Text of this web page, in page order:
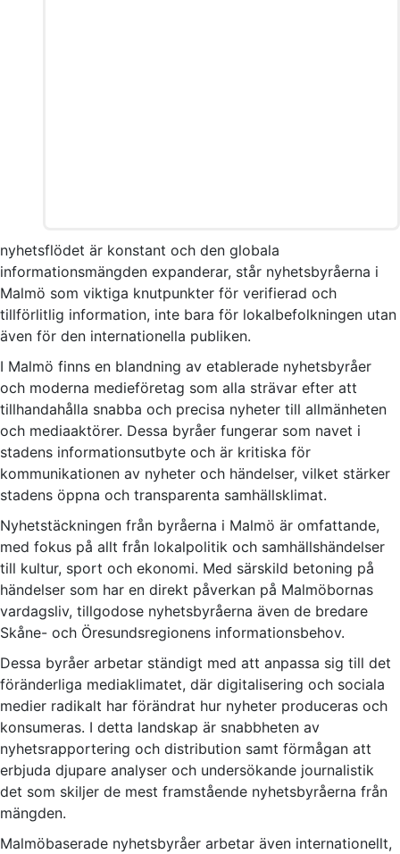
nyhetsflödet är konstant och den globala
informationsmängden expanderar, står nyhetsbyråerna i
Malmö som viktiga knutpunkter för verifierad och
tillförlitlig information, inte bara för lokalbefolkningen utan
även för den internationella publiken.
I Malmö finns en blandning av etablerade nyhetsbyråer
och moderna medieföretag som alla strävar efter att
tillhandahålla snabba och precisa nyheter till allmänheten
och mediaaktörer. Dessa byråer fungerar som navet i
stadens informationsutbyte och är kritiska för
kommunikationen av nyheter och händelser, vilket stärker
stadens öppna och transparenta samhällsklimat.
Nyhetstäckningen från byråerna i Malmö är omfattande,
med fokus på allt från lokalpolitik och samhällshändelser
till kultur, sport och ekonomi. Med särskild betoning på
händelser som har en direkt påverkan på Malmöbornas
vardagsliv, tillgodose nyhetsbyråerna även de bredare
Skåne- och Öresundsregionens informationsbehov.
Dessa byråer arbetar ständigt med att anpassa sig till det
föränderliga mediaklimatet, där digitalisering och sociala
medier radikalt har förändrat hur nyheter produceras och
konsumeras. I detta landskap är snabbheten av
nyhetsrapportering och distribution samt förmågan att
erbjuda djupare analyser och undersökande journalistik
det som skiljer de mest framstående nyhetsbyråerna från
mängden.
Malmöbaserade nyhetsbyråer arbetar även internationellt,